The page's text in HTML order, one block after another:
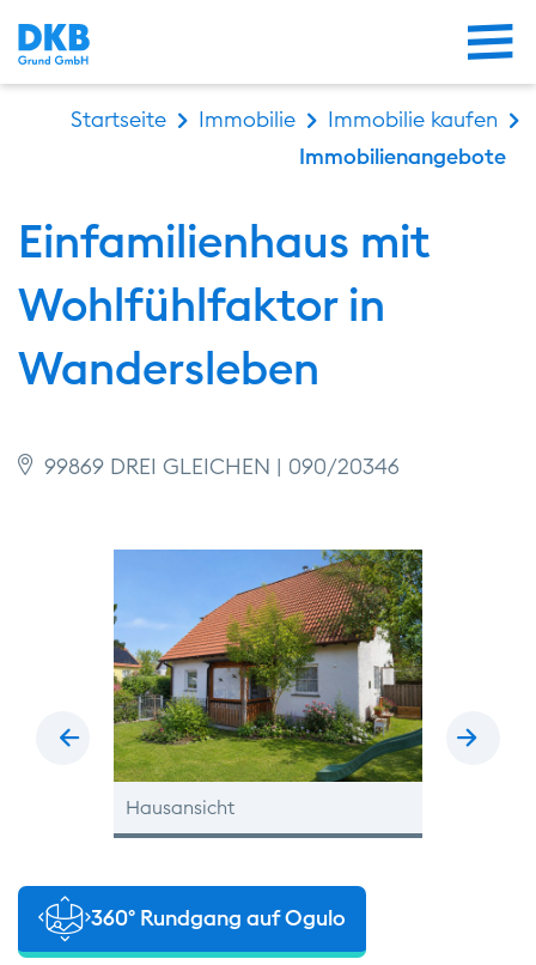
Startseite Immobilie
Immobilie kaufen
Immobilienangebote
Einfamilienhaus mit
Wohlfühlfaktor in
Wandersleben
99869 DREI GLEICHEN | 090/20346
zurück vor
Hausansicht
360° Rundgang auf Ogulo